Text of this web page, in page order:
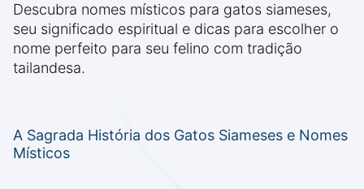
Descubra nomes místicos para gatos siameses,
seu significado espiritual e dicas para escolher o
nome perfeito para seu felino com tradição
tailandesa.
A Sagrada História dos Gatos Siameses e Nomes
Místicos